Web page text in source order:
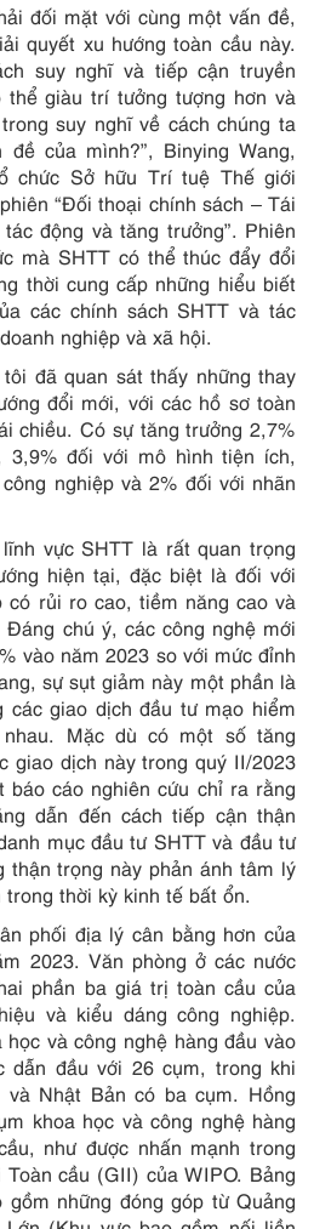
đối mặt với cùng một vấn đề,
quyết xu hướng toàn cầu này.
suy nghĩ và tiếp cận truyền
giàu trí tưởng tượng hơn và
suy nghĩ về cách chúng ta
của mình?”, Binying Wang,
chức Sở hữu Trí tuệ Thế giới
“Đối thoại chính sách – Tái
động và tăng trưởng”. Phiên
mà SHTT có thể thúc đẩy đổi
thời cung cấp những hiểu biết
các chính sách SHTT và tác
nghiệp và xã hội.
đã quan sát thấy những thay
đổi mới, với các hồ sơ toàn
chiều. Có sự tăng trưởng 2,7%
3,9% đối với mô hình tiện ích,
nghiệp và 2% đối với nhãn
vực SHTT là rất quan trọng
hiện tại, đặc biệt là đối với
có rủi ro cao, tiềm năng cao và
chú ý, các công nghệ mới
vào năm 2023 so với mức đỉnh
sự sụt giảm này một phần là
các giao dịch đầu tư mạo hiểm
Mặc dù có một số tăng
giao dịch này trong quý II/2023
báo cáo nghiên cứu chỉ ra rằng
dẫn đến cách tiếp cận thận
mục đầu tư SHTT và đầu tư
thận trọng này phản ánh tâm lý
thời kỳ kinh tế bất ổn.
phối địa lý cân bằng hơn của
2023. Văn phòng ở các nước
phần ba giá trị toàn cầu của
và kiểu dáng công nghiệp.
và công nghệ hàng đầu vào
dẫn đầu với 26 cụm, trong khi
Nhật Bản có ba cụm. Hồng
khoa học và công nghệ hàng
như được nhấn mạnh trong
cầu (GII) của WIPO. Bảng
những đóng góp từ Quảng